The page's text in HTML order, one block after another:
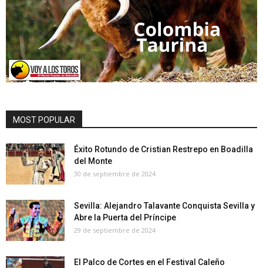
MOST POPULAR
Éxito Rotundo de Cristian Restrepo en Boadilla
del Monte
30 de septiembre de 2024
Sevilla: Alejandro Talavante Conquista Sevilla y
Abre la Puerta del Príncipe
29 de septiembre de 2024
El Palco de Cortes en el Festival Caleño